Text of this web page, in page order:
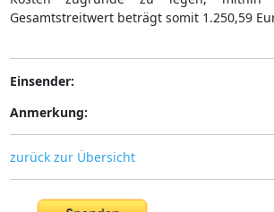
Gesamtstreitwert beträgt somit 1.250,59
Einsender:
Anmerkung:
zurück zur Übersicht